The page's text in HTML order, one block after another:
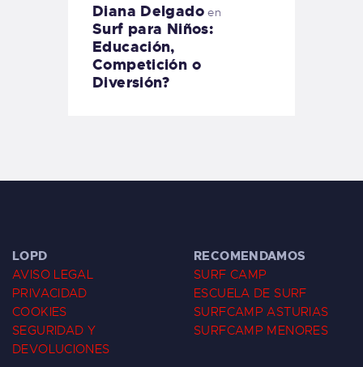
Diana Delgadoen
Surf para Niños:
Educación,
Competición o
Diversión?
LOPD
AVISO LEGAL
PRIVACIDAD
COOKIES
SEGURIDAD Y
DEVOLUCIONES
RECOMENDAMOS
SURF CAMP
ESCUELA DE SURF
SURFCAMP ASTURIAS
SURFCAMP MENORES